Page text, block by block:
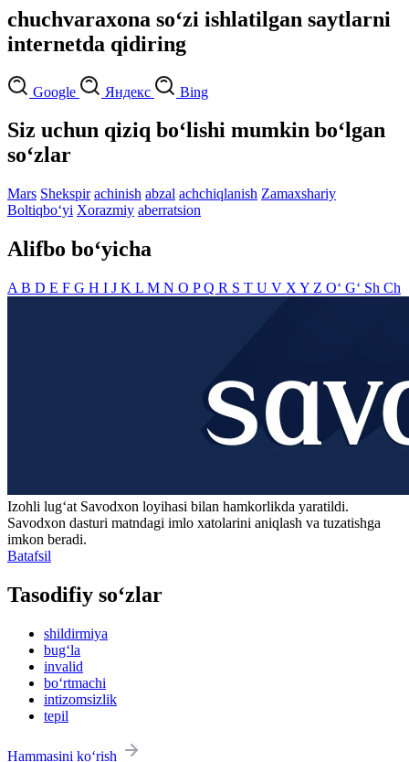
chuchvaraxona so‘zi ishlatilgan saytlarni
internetda qidiring
Google Яндекс Bing
Siz uchun qiziq bo‘lishi mumkin bo‘lgan
so‘zlar
Mars Shekspir achinish abzal achchiqlanish Zamaxshariy
Boltiqbo‘yi Xorazmiy aberratsion
Alifbo bo‘yicha
A B D E F G H I J K L M N O PQ R S T U V X Y Z O‘ G‘ Sh Ch
Izohli lugʻat Savodxon loyihasi bilan hamkorlikda yaratildi.
Savodxon dasturi matndagi imlo xatolarini aniqlash va tuzatishga
imkon beradi.
Batafsil
Tasodifiy so‘zlar
shildirmiya
bug‘la
invalid
bo‘rtmachi
intizomsizlik
tepil
Hammasini ko‘rish